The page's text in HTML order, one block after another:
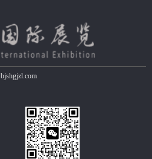
bjshgjzl.com